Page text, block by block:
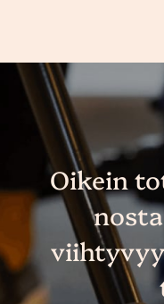
Oikein